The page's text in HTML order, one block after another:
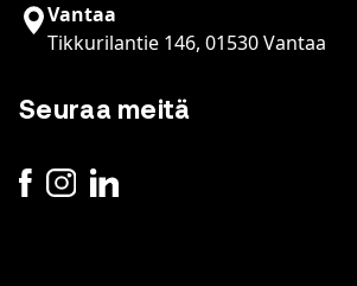
Vantaa
Tikkurilantie 146, 01530 Vantaa
Seuraa meitä